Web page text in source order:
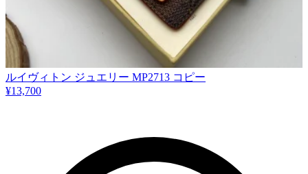
ルイヴィトン ジュエリー MP2713 コピー
¥13,700